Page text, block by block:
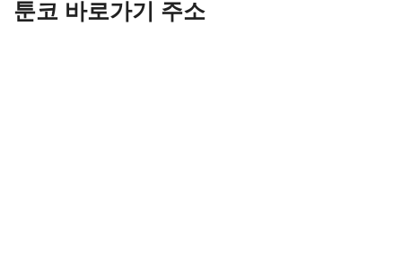
툰코 바로가기 주소